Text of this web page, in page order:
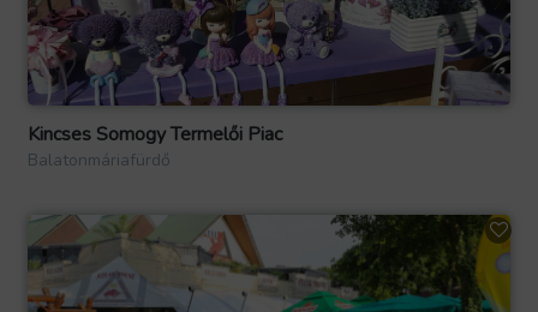
Kincses Somogy Termelői Piac
Balatonmáriafürdő